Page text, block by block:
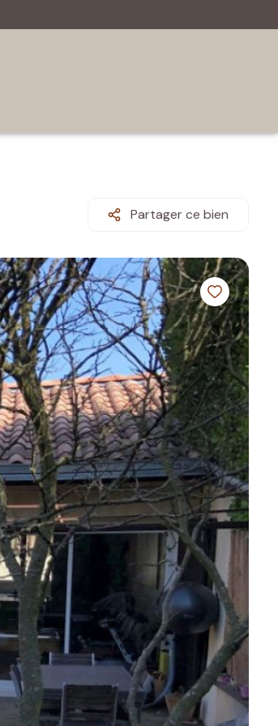
Partager ce bien